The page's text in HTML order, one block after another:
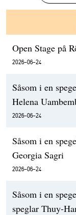
Open Stage på
2026-06-24
Såsom i en
Helena
2026-06-24
Såsom i en
Georgia Sagri
2026-06-24
Såsom i en
speglar Thuy-